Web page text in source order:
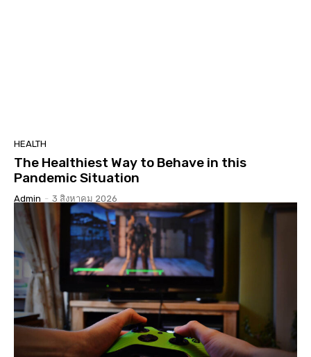
HEALTH
The Healthiest Way to Behave in this
Pandemic Situation
Admin - 3 สิงหาคม 2026